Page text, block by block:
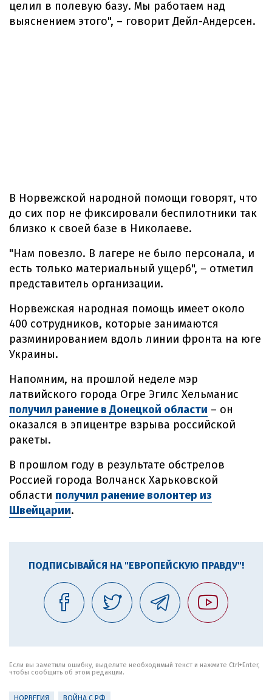
целил в полевую базу. Мы работаем над
выяснением этого", – говорит Дейл-Андерсен.
В Норвежской народной помощи говорят, что
до сих пор не фиксировали беспилотники так
близко к своей базе в Николаеве.
"Нам повезло. В лагере не было персонала, и
есть только материальный ущерб", – отметил
представитель организации.
Норвежская народная помощь имеет около
400 сотрудников, которые занимаются
разминированием вдоль линии фронта на юге
Украины.
Напомним, на прошлой неделе мэр
латвийского города Огре Эгилс Хельманис
получил ранение в Донецкой области – он
оказался в эпицентре взрыва российской
ракеты.
В прошлом году в результате обстрелов
Россией города Волчанск Харьковской
области получил ранение волонтер из
Швейцарии.
ПОДПИСЫВАЙСЯ НА "ЕВРОПЕЙСКУЮ ПРАВДУ"!
Если вы заметили ошибку, выделите необходимый текст и нажмите Ctrl+Enter,
чтобы сообщить об этом редакции.
НОРВЕГИЯ ВОЙНА С РФ